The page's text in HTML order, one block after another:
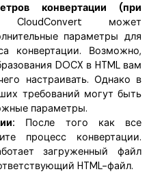
конвертации (при
может
параметры для
конвертации. Возможно,
DOCX в HTML вам
настраивать. Однако в
требований могут быть
параметры.
После того как все
процесс конвертации.
загруженный файл
HTML-файл.